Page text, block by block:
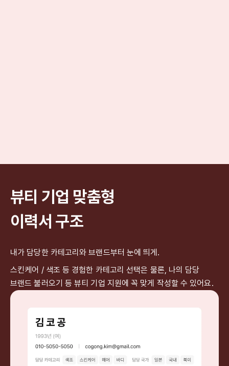
뷰티 기업 맞춤형
이력서 구조
내가 담당한 카테고리와 브랜드부터 눈에 띄게.
스킨케어 / 색조 등 경험한 카테고리 선택은 물론, 나의 담당
브랜드 불러오기 등 뷰티 기업 지원에 꼭 맞게 작성할 수 있어요.